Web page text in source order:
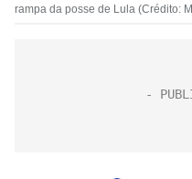
rampa da posse de Lula (Crédito: